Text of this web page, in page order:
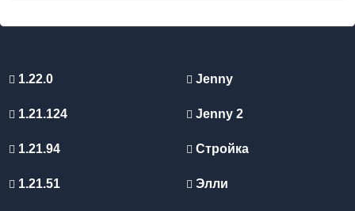
1.22.0
1.21.124
1.21.94
1.21.51
Jenny
Jenny 2
Стройка
Элли